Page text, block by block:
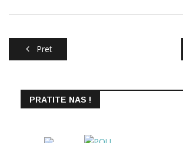
Pret
PRATITE NAS !